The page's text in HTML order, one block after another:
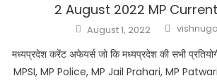
2 August 2022 MP
Posted
on
August 1, 2022 Author
मध्यप्रदेश करेंट अफेयर्स जो कि मध्यप्रदेश की सभी
MPSI, MP Police, MP Jail Prahari, MP